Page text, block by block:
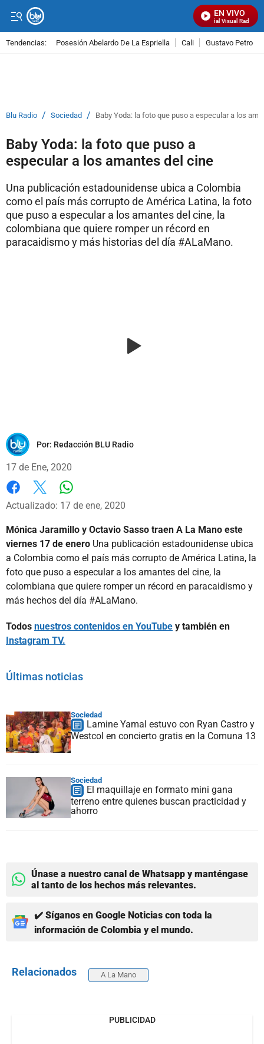
EN VIVO
Señal Visual Radio
Tendencias: Posesión Abelardo De La Espriella Cali Gustavo Petro
Blu Radio / Sociedad / Baby Yoda: la foto que puso a especular a los
Baby Yoda: la foto que puso a
especular a los amantes del cine
Una publicación estadounidense ubica a Colombia
como el país más corrupto de América Latina, la foto
que puso a especular a los amantes del cine, la
colombiana que quiere romper un récord en
paracaidismo y más historias del día #ALaMano.
Por: Redacción BLU Radio
17 de Ene, 2020
Facebook
X Whatsapp
Actualizado: 17 de ene, 2020
Mónica Jaramillo y Octavio Sasso traen A La Mano este
viernes 17 de enero Una publicación estadounidense ubica
a Colombia como el país más corrupto de América Latina, la
foto que puso a especular a los amantes del cine, la
colombiana que quiere romper un récord en paracaidismo y
más hechos del día #ALaMano.
Todos nuestros contenidos en YouTube y también en
Instagram TV.
Últimas noticias
Sociedad
Lamine Yamal estuvo con Ryan Castro y
Westcol en concierto gratis en la Comuna 13
Sociedad
El maquillaje en formato mini gana
terreno entre quienes buscan practicidad y
ahorro
Únase a nuestro canal de Whatsapp y manténgase
al tanto de los hechos más relevantes.
✔️ Síganos en Google Noticias con toda la
información de Colombia y el mundo.
Relacionados A La Mano
PUBLICIDAD